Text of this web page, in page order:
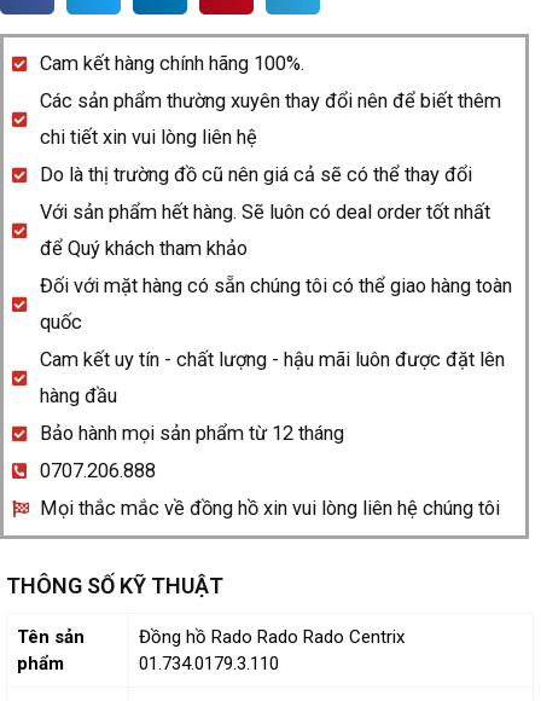
01.734.0179.3.110
quantity
Cam kết hàng chính hãng 100%.
Các sản phẩm thường xuyên thay đổi nên để biết thêm
chi tiết xin vui lòng liên hệ
Do là thị trường đồ cũ nên giá cả sẽ có thể thay đổi
Với sản phẩm hết hàng. Sẽ luôn có deal order tốt nhất
để Quý khách tham khảo
Đối với mặt hàng có sẵn chúng tôi có thể giao hàng toàn
quốc
Cam kết uy tín - chất lượng - hậu mãi luôn được đặt lên
hàng đầu
Bảo hành mọi sản phẩm từ 12 tháng
0707.206.888
Mọi thắc mắc về đồng hồ xin vui lòng liên hệ chúng tôi
THÔNG SỐ KỸ THUẬT
Tên sản
phẩm
Đồng hồ Rado Rado Rado Centrix
01.734.0179.3.110